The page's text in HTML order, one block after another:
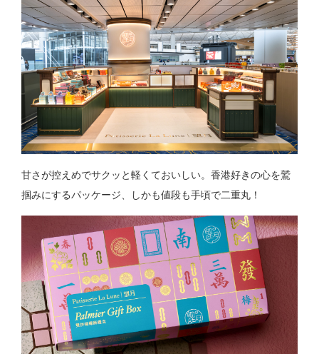
甘さが控えめでサクッと軽くておいしい。香港好きの心を鷲
掴みにするパッケージ、しかも値段も手頃で二重丸！